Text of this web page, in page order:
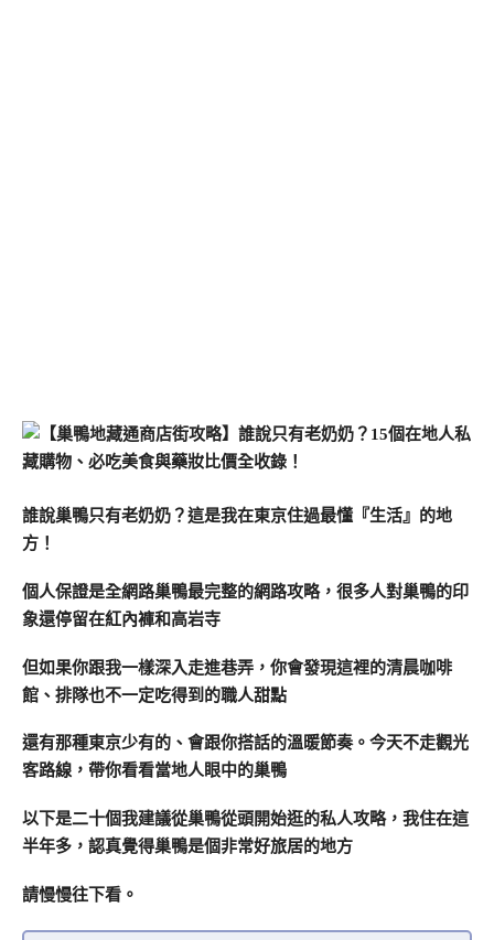
誰說巢鴨只有老奶奶？這是我在東京住過最懂『生活』的地
方！
個人保證是全網路巢鴨最完整的網路攻略，很多人對巢鴨的印
象還停留在紅內褲和高岩寺
但如果你跟我一樣深入走進巷弄，你會發現這裡的清晨咖啡
館、排隊也不一定吃得到的職人甜點
還有那種東京少有的、會跟你搭話的溫暖節奏。今天不走觀光
客路線，帶你看看當地人眼中的巢鴨
以下是二十個我建議從巢鴨從頭開始逛的私人攻略，我住在這
半年多，認真覺得巢鴨是個非常好旅居的地方
請慢慢往下看。